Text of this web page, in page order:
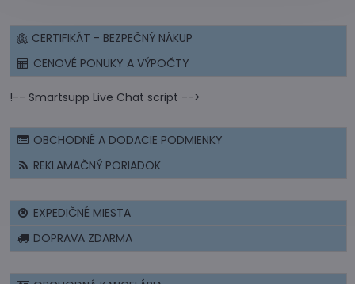
CERTIFIKÁT - BEZPEČNÝ NÁKUP
CENOVÉ PONUKY A VÝPOČTY
!-- Smartsupp Live Chat script -->
OBCHODNÉ A DODACIE PODMIENKY
REKLAMAČNÝ PORIADOK
EXPEDIČNÉ MIESTA
DOPRAVA ZDARMA